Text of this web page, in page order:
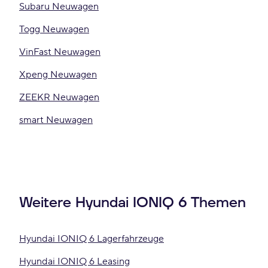
Subaru Neuwagen
Togg Neuwagen
VinFast Neuwagen
Xpeng Neuwagen
ZEEKR Neuwagen
smart Neuwagen
Weitere Hyundai IONIQ 6 Themen
Hyundai IONIQ 6 Lagerfahrzeuge
Hyundai IONIQ 6 Leasing